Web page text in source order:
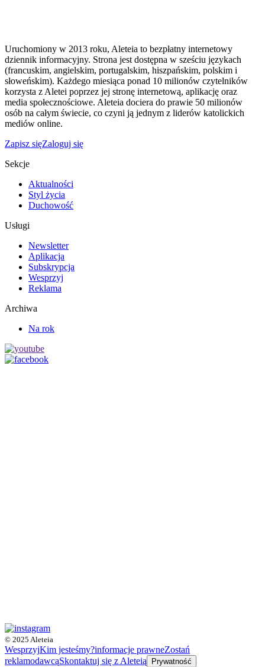
Uruchomiony w 2013 roku, Aleteia to bezpłatny internetowy
dziennik informacyjny. Strona jest dostępna w sześciu językach
(francuskim, angielskim, portugalskim, hiszpańskim, polskim i
słoweńskim). Każdego miesiąca ponad 10 milionów czytelników
korzysta z Aletei poprzez jej stronę internetową, aplikację oraz
media społecznościowe. Aleteia dociera do prawie 50 milionów
osób na całym świecie, co czyni ją jednym z liderów katolickich
mediów online.
Zapisz sięZaloguj się
Sekcje
Aktualności
Styl życia
Duchowość
Usługi
Newsletter
Aplikacja
Subskrypcja
Wesprzyj
Reklama
Archiwa
Na rok
© 2025 Aleteia
WesprzyjKim jesteśmy?informacje prawneZostań
reklamodawcąSkontaktuj się z Aleteią Prywatność